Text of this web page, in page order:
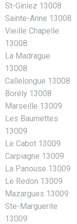
St-Giniez 13008
Sainte-Anne 13008
Vieille Chapelle
13008
La Madrague
13008
Callelongue 13008
Borély 13008
Marseille 13009
Les Baumettes
13009
Le Cabot 13009
Carpiagne 13009
La Panouse 13009
Le Redon 13009
Mazargues 13009
Ste-Marguerite
13009